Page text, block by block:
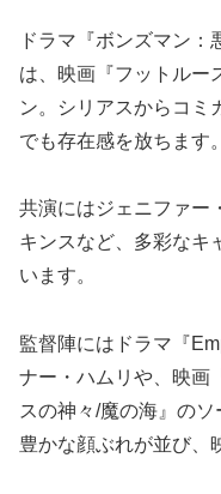
ドラマ『ボンズマン
は、映画『フットルー
ン。シリアスからコミ
でも存在感を放ちます。
共演にはジェニファー
キンスなど、多彩なキ
います。
監督陣にはドラマ『
ナー・ハムリや、映画
スの神々/魔の海』の
豊かな顔ぶれが並び、